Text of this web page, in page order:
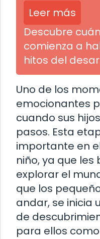
Leer más
Descubre
comienza a
hitos del
Uno de los
emocionantes
cuando sus
pasos. Esta
importante en
niño, ya que
explorar el
que los
andar, se inicia
de
para ellos